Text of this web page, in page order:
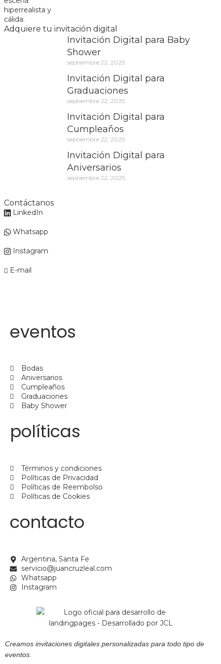
Adquiere tu invitación digital
Invitación Digital para Baby
Shower
septiembre 22, 2025
Invitación Digital para
Graduaciones
septiembre 22, 2025
Invitación Digital para
Cumpleaños
septiembre 22, 2025
Invitación Digital para
Aniversarios
septiembre 22, 2025
Contáctanos
LinkedIn
Whatsapp
Instagram
E-mail
Creamos invitaciones digitales personalizadas para todo tipo de
eventos.
eventos
Bodas
Aniversarios
Cumpleaños
Graduaciones
Baby Shower
políticas
Términos y condiciones
Políticas de Privacidad
Políticas de Reembolso
Políticas de Cookies
contacto
Argentina, Santa Fe
servicio@juancruzleal.com
Whatsapp
Instagram